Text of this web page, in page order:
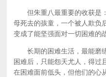
但朱重八最重要的收获是
母死去的孩童，一个被人欺负
变成了能坚强面对一切困难的
长期的困难生活，最能磨练
困难后，只能怨天尤人，得过
在困难面前低头，但他们的心